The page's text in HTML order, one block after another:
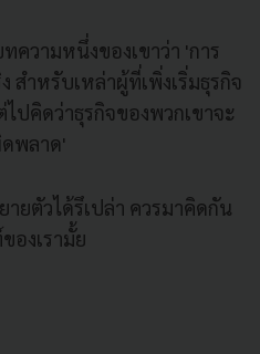
ความหนึ่งของเขาว่า 'การ
สำหรับเหล่าผู้ที่เพิ่งเริ่มธุรกิจ
ไปคิดว่าธุรกิจของพวกเขาจะ
ดพลาด'
ายตัวได้รึเปล่า ควรมาคิดกัน
งเรามั้ย